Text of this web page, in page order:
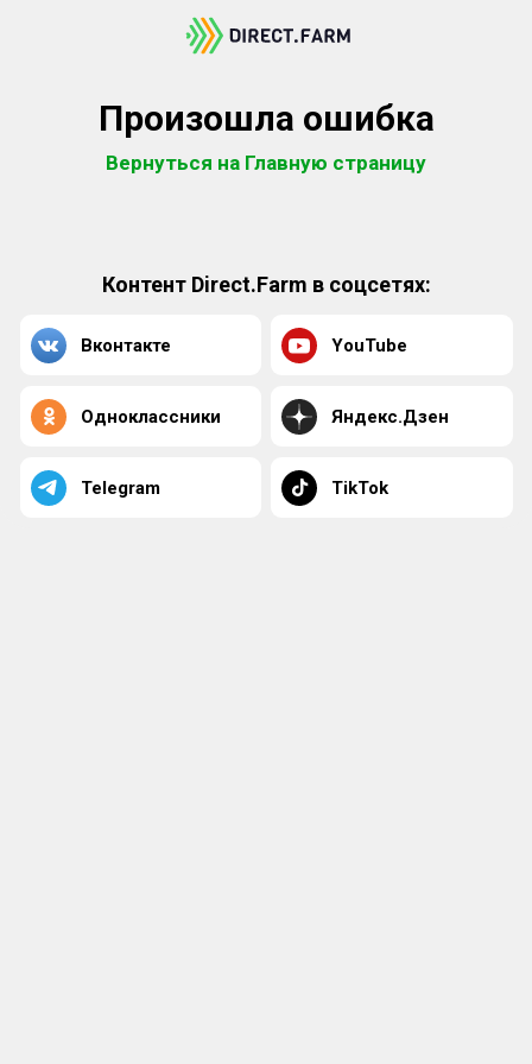
Произошла ошибка
Вернуться на Главную страницу
Контент Direct.Farm в соцсетях:
Вконтакте YouTube
Одноклассники Яндекс.Дзен
Telegram TikTok